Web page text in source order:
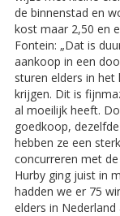
de binnenstad en
kost maar 2,50 en
Fontein: „Dat is
aankoop in een
sturen elders in
krijgen. Dit is
al moeilijk heeft.
goedkoop,
hebben ze een
concurreren met
Hurby ging juist in
hadden we er 75
elders in